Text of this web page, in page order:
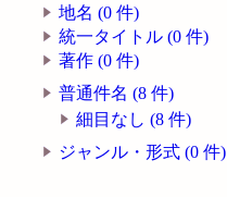
地名 (0 件)
統一タイトル (0 件)
著作 (0 件)
普通件名 (8 件)
細目なし (8 件)
ジャンル・形式 (0 件)